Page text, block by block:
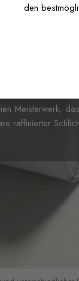
Illusion von Tiefe
, wo
trifft. Diese
die zu einem
und Dimension
diese
und das
Meisterwerk, das
raffinierter
den